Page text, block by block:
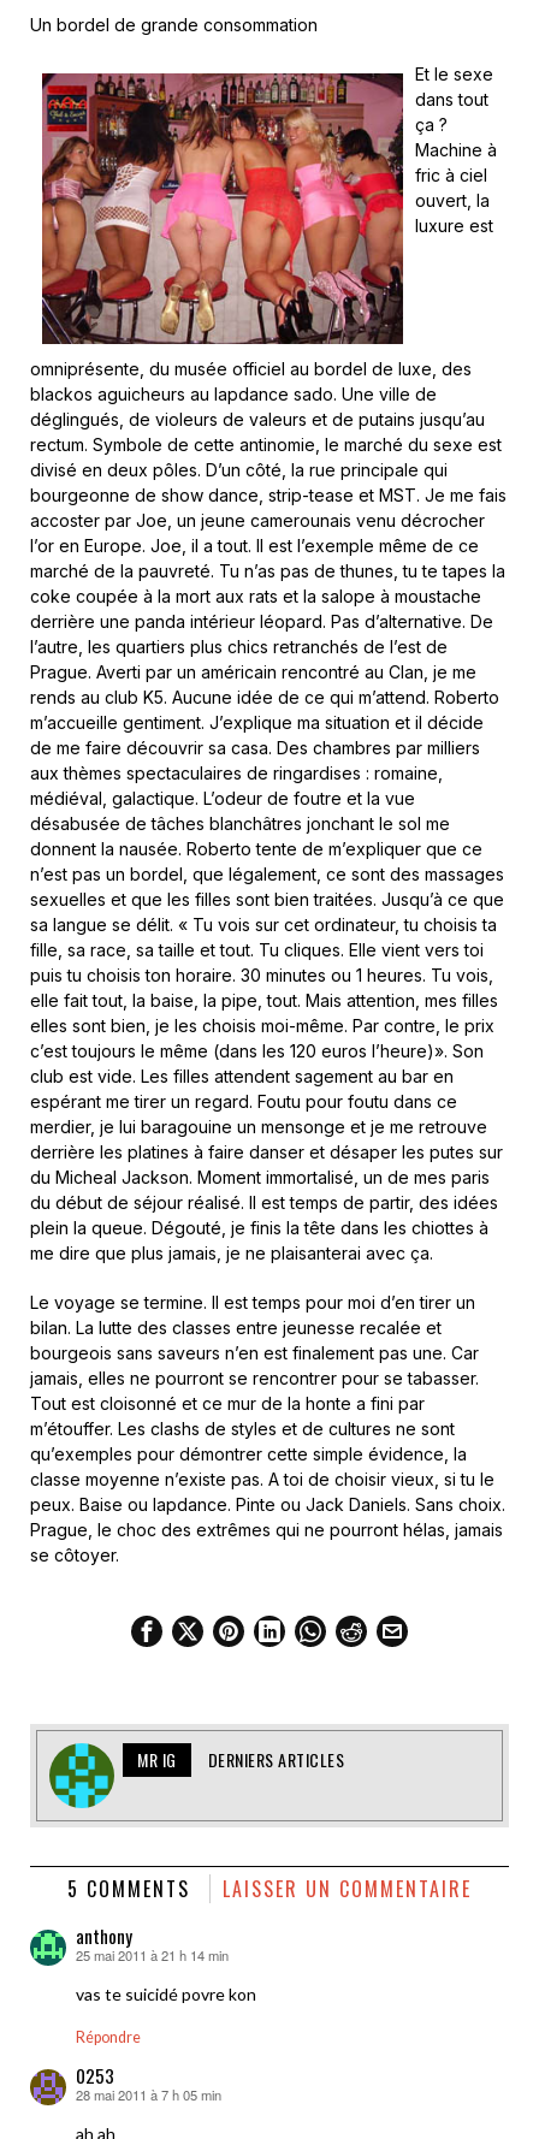
Un bordel de grande consommation
Et le sexe
dans tout
ça ?
Machine à
fric à ciel
ouvert, la
luxure est
omniprésente, du musée officiel au bordel de luxe, des
blackos aguicheurs au lapdance sado. Une ville de
déglingués, de violeurs de valeurs et de putains jusqu’au
rectum. Symbole de cette antinomie, le marché du sexe est
divisé en deux pôles. D’un côté, la rue principale qui
bourgeonne de show dance, strip-tease et MST. Je me fais
accoster par Joe, un jeune camerounais venu décrocher
l’or en Europe. Joe, il a tout. Il est l’exemple même de ce
marché de la pauvreté. Tu n’as pas de thunes, tu te tapes la
coke coupée à la mort aux rats et la salope à moustache
derrière une panda intérieur léopard. Pas d’alternative. De
l’autre, les quartiers plus chics retranchés de l’est de
Prague. Averti par un américain rencontré au Clan, je me
rends au club K5. Aucune idée de ce qui m’attend. Roberto
m’accueille gentiment. J’explique ma situation et il décide
de me faire découvrir sa casa. Des chambres par milliers
aux thèmes spectaculaires de ringardises : romaine,
médiéval, galactique. L’odeur de foutre et la vue
désabusée de tâches blanchâtres jonchant le sol me
donnent la nausée. Roberto tente de m’expliquer que ce
n’est pas un bordel, que légalement, ce sont des massages
sexuelles et que les filles sont bien traitées. Jusqu’à ce que
sa langue se délit. « Tu vois sur cet ordinateur, tu choisis ta
fille, sa race, sa taille et tout. Tu cliques. Elle vient vers toi
puis tu choisis ton horaire. 30 minutes ou 1 heures. Tu vois,
elle fait tout, la baise, la pipe, tout. Mais attention, mes filles
elles sont bien, je les choisis moi-même. Par contre, le prix
c’est toujours le même (dans les 120 euros l’heure)». Son
club est vide. Les filles attendent sagement au bar en
espérant me tirer un regard. Foutu pour foutu dans ce
merdier, je lui baragouine un mensonge et je me retrouve
derrière les platines à faire danser et désaper les putes sur
du Micheal Jackson. Moment immortalisé, un de mes paris
du début de séjour réalisé. Il est temps de partir, des idées
plein la queue. Dégouté, je finis la tête dans les chiottes à
me dire que plus jamais, je ne plaisanterai avec ça.
Le voyage se termine. Il est temps pour moi d’en tirer un
bilan. La lutte des classes entre jeunesse recalée et
bourgeois sans saveurs n’en est finalement pas une. Car
jamais, elles ne pourront se rencontrer pour se tabasser.
Tout est cloisonné et ce mur de la honte a fini par
m’étouffer. Les clashs de styles et de cultures ne sont
qu’exemples pour démontrer cette simple évidence, la
classe moyenne n’existe pas. A toi de choisir vieux, si tu le
peux. Baise ou lapdance. Pinte ou Jack Daniels. Sans choix.
Prague, le choc des extrêmes qui ne pourront hélas, jamais
se côtoyer.
MR IG DERNIERS ARTICLES
5 COMMENTS LAISSER UN COMMENTAIRE
anthony
dit :
25 mai 2011 à 21 h 14 min
vas te suicidé povre kon
Répondre
0253
dit :
28 mai 2011 à 7 h 05 min
ah ah